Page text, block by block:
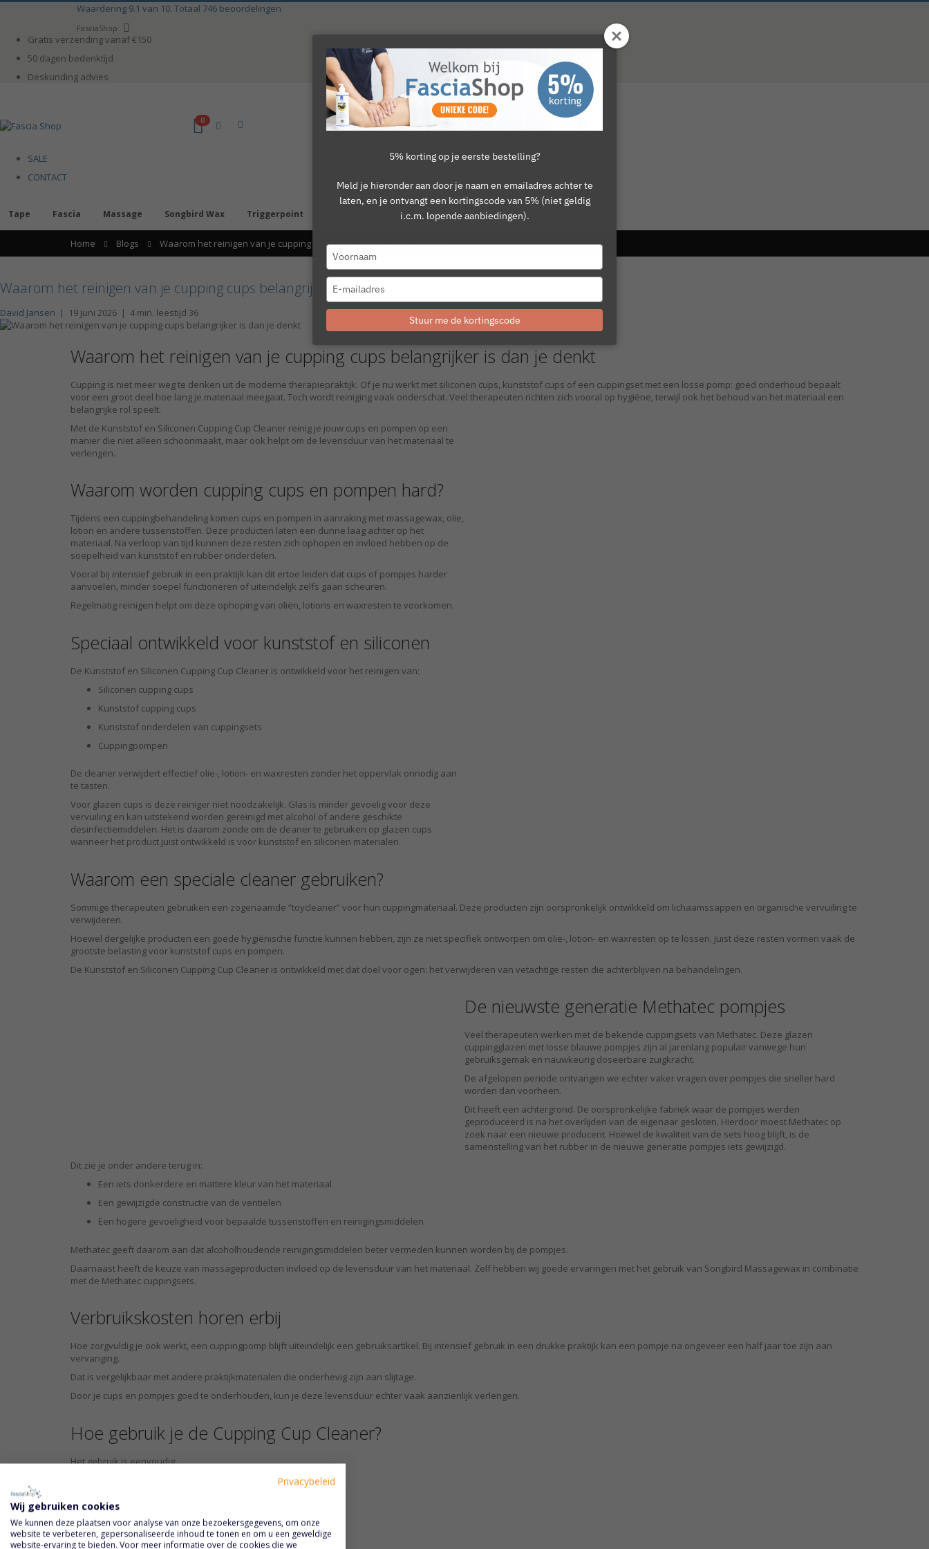
inhoud
Waardering 9.1 van 10. Totaal 746 beoordelingen
Taal
FasciaShop
Gratis verzending vanaf €150
50 dagen bedenktijd
Deskunding advies
kar
0
SALE
CONTACT
Tape Fascia Massage Songbird Wax Triggerpoint Cursussen Merken
Home Blogs Waarom het reinigen van je cupping cups belangrijker is dan je denkt
Waarom het reinigen van je cupping cups belangrijker is dan je denkt
David Jansen | 19 juni 2026 | 4 min. leestijd 36
Waarom het reinigen van je cupping cups belangrijker is dan je denkt
Cupping is niet meer weg te denken uit de moderne therapiepraktijk. Of je nu werkt met siliconen cups, kunststof cups of een cuppingset met een losse pomp: goed onderhoud bepaalt
voor een groot deel hoe lang je materiaal meegaat. Toch wordt reiniging vaak onderschat. Veel therapeuten richten zich vooral op hygiëne, terwijl ook het behoud van het materiaal een
belangrijke rol speelt.
Met de Kunststof en Siliconen Cupping Cup Cleaner reinig je jouw cups en pompen op een
manier die niet alleen schoonmaakt, maar ook helpt om de levensduur van het materiaal te
verlengen.
Waarom worden cupping cups en pompen hard?
Tijdens een cuppingbehandeling komen cups en pompen in aanraking met massagewax, olie,
lotion en andere tussenstoffen. Deze producten laten een dunne laag achter op het
materiaal. Na verloop van tijd kunnen deze resten zich ophopen en invloed hebben op de
soepelheid van kunststof en rubber onderdelen.
Vooral bij intensief gebruik in een praktijk kan dit ertoe leiden dat cups of pompjes harder
aanvoelen, minder soepel functioneren of uiteindelijk zelfs gaan scheuren.
Regelmatig reinigen helpt om deze ophoping van oliën, lotions en waxresten te voorkomen.
Speciaal ontwikkeld voor kunststof en siliconen
De Kunststof en Siliconen Cupping Cup Cleaner is ontwikkeld voor het reinigen van:
Siliconen cupping cups
Kunststof cupping cups
Kunststof onderdelen van cuppingsets
Cuppingpompen
De cleaner verwijdert effectief olie-, lotion- en waxresten zonder het oppervlak onnodig aan
te tasten.
Voor glazen cups is deze reiniger niet noodzakelijk. Glas is minder gevoelig voor deze
vervuiling en kan uitstekend worden gereinigd met alcohol of andere geschikte
desinfectiemiddelen. Het is daarom zonde om de cleaner te gebruiken op glazen cups
wanneer het product juist ontwikkeld is voor kunststof en siliconen materialen.
Waarom een speciale cleaner gebruiken?
Sommige therapeuten gebruiken een zogenaamde “toycleaner” voor hun cuppingmateriaal. Deze producten zijn oorspronkelijk ontwikkeld om lichaamssappen en organische vervuiling te
verwijderen.
Hoewel dergelijke producten een goede hygiënische functie kunnen hebben, zijn ze niet specifiek ontworpen om olie-, lotion- en waxresten op te lossen. Juist deze resten vormen vaak de
grootste belasting voor kunststof cups en pompen.
De Kunststof en Siliconen Cupping Cup Cleaner is ontwikkeld met dat doel voor ogen: het verwijderen van vetachtige resten die achterblijven na behandelingen.
De nieuwste generatie Methatec pompjes
Veel therapeuten werken met de bekende cuppingsets van Methatec. Deze glazen
cuppingglazen met losse blauwe pompjes zijn al jarenlang populair vanwege hun
gebruiksgemak en nauwkeurig doseerbare zuigkracht.
De afgelopen periode ontvangen we echter vaker vragen over pompjes die sneller hard
worden dan voorheen.
Dit heeft een achtergrond. De oorspronkelijke fabriek waar de pompjes werden
geproduceerd is na het overlijden van de eigenaar gesloten. Hierdoor moest Methatec op
zoek naar een nieuwe producent. Hoewel de kwaliteit van de sets hoog blijft, is de
samenstelling van het rubber in de nieuwe generatie pompjes iets gewijzigd.
Dit zie je onder andere terug in:
Een iets donkerdere en mattere kleur van het materiaal
Een gewijzigde constructie van de ventielen
Een hogere gevoeligheid voor bepaalde tussenstoffen en reinigingsmiddelen
Methatec geeft daarom aan dat alcoholhoudende reinigingsmiddelen beter vermeden kunnen worden bij de pompjes.
Daarnaast heeft de keuze van massageproducten invloed op de levensduur van het materiaal. Zelf hebben wij goede ervaringen met het gebruik van Songbird Massagewax in combinatie
met de Methatec cuppingsets.
Verbruikskosten horen erbij
Hoe zorgvuldig je ook werkt, een cuppingpomp blijft uiteindelijk een gebruiksartikel. Bij intensief gebruik in een drukke praktijk kan een pompje na ongeveer een half jaar toe zijn aan
vervanging.
Dat is vergelijkbaar met andere praktijkmaterialen die onderhevig zijn aan slijtage.
Door je cups en pompjes goed te onderhouden, kun je deze levensduur echter vaak aanzienlijk verlengen.
Hoe gebruik je de Cupping Cup Cleaner?
Het gebruik is eenvoudig:
Breng de cleaner direct aan op de cup of pomp.
Spoel af met water.
Droog het materiaal met een pluisvrije doek.
5% korting op je eerste bestelling?
Meld je hieronder aan door je naam en emailadres achter te
laten, en je ontvangt een kortingscode van 5% (niet geldig
i.c.m. lopende aanbiedingen).
your
your
email
Stuur me de kortingscode
Privacybeleid
Wij gebruiken cookies
We kunnen deze plaatsen voor analyse van onze bezoekersgegevens, om onze
website te verbeteren, gepersonaliseerde inhoud te tonen en om u een geweldige
website-ervaring te bieden. Voor meer informatie over de cookies die we